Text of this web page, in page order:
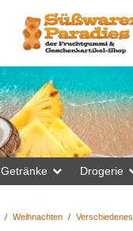
Getränke Drogerie
Weihnachten Verschiedenes